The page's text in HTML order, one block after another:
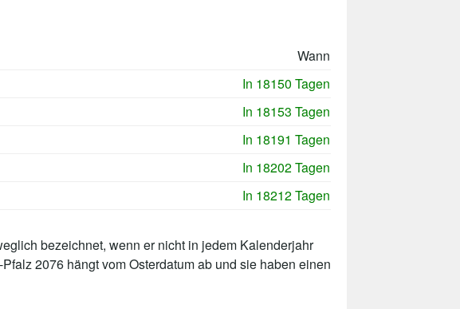
Wann
In 18150 Tagen
In 18153 Tagen
In 18191 Tagen
In 18202 Tagen
In 18212 Tagen
bezeichnet, wenn er nicht in jedem Kalenderjahr
2076 hängt vom Osterdatum ab und sie haben einen